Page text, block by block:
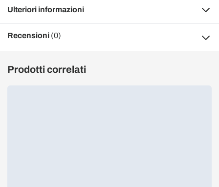
Ulteriori informazioni
Recensioni (0)
Prodotti correlati